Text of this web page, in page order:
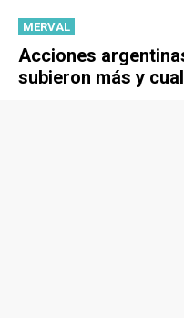
MERVAL
Acciones
subieron más y